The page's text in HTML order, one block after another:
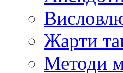
Жарти
Методи